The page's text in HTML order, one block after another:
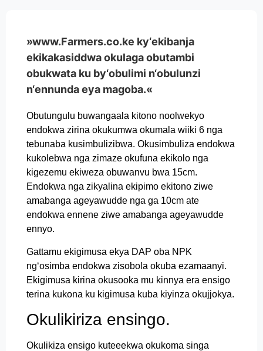
»www.Farmers.co.ke ky‘ekibanja
ekikakasiddwa okulaga obutambi
obukwata ku by‘obulimi n‘obulunzi
n‘ennunda eya magoba.«
Obutungulu buwangaala kitono noolwekyo
endokwa zirina okukumwa okumala wiiki 6 nga
tebunaba kusimbulizibwa. Okusimbuliza endokwa
kukolebwa nga zimaze okufuna ekikolo nga
kigezemu ekiweza obuwanvu bwa 15cm.
Endokwa nga zikyalina ekipimo ekitono ziwe
amabanga ageyawudde nga ga 10cm ate
endokwa ennene ziwe amabanga ageyawudde
ennyo.
Gattamu ekigimusa ekya DAP oba NPK
ng‘osimba endokwa zisobola okuba ezamaanyi.
Ekigimusa kirina okusooka mu kinnya era ensigo
terina kukona ku kigimusa kuba kiyinza okujjokya.
Okulikiriza ensingo.
Okulikiza ensigo kuteeekwa okukoma singa